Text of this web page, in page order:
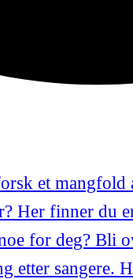
et
Her finner du
for deg? Bli
etter sangere.